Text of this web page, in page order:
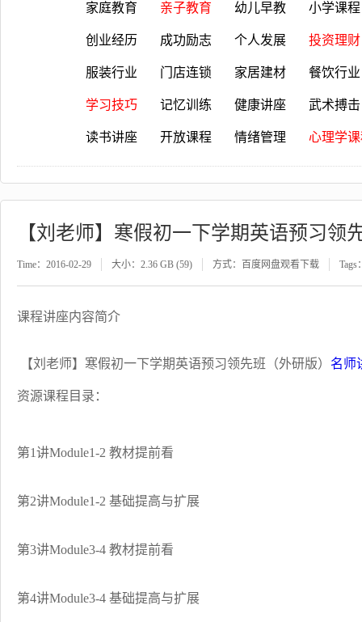
家庭教育 亲子教育 幼儿早教 小学课程
创业经历 成功励志 个人发展 投资理财
服装行业 门店连锁 家居建材 餐饮行业
学习技巧 记忆训练 健康讲座 武术搏击
读书讲座 开放课程 情绪管理 心理学
【刘老师】寒假初一下学期英语预习领
Time：2016-02-29 大小：2.36 GB (59) 方式：百度网盘观看下载 Tags
课程讲座内容简介
【刘老师】寒假初一下学期英语预习领先班（外研版） 名师
资源课程目录：
第1讲Module1-2 教材提前看
第2讲Module1-2 基础提高与扩展
第3讲Module3-4 教材提前看
第4讲Module3-4 基础提高与扩展